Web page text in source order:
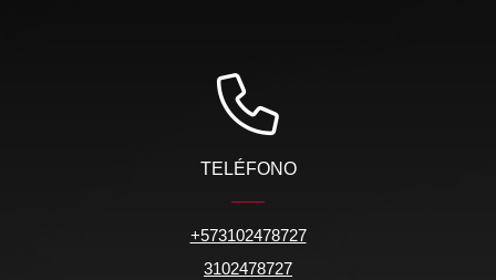
TELÉFONO
+573102478727
3102478727